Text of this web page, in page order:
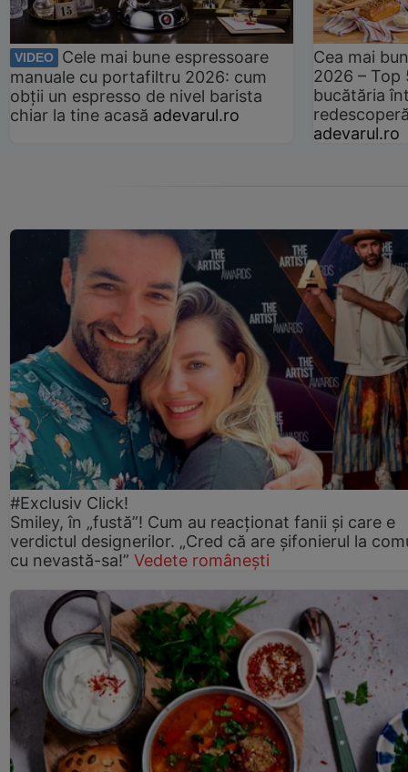
VIDEO
Cele mai bune espressoare
manuale cu portafiltru 2026: cum
obții un espresso de nivel barista
chiar la tine acasă adevarul.ro
Cea mai
2026 –
bucătăria
adevarul.ro
#Exclusiv Click!
Smiley, în „fustă”! Cum au reacționat fanii și care e
verdictul designerilor. „Cred că are șifonierul la
cu nevastă-sa!” Vedete românești